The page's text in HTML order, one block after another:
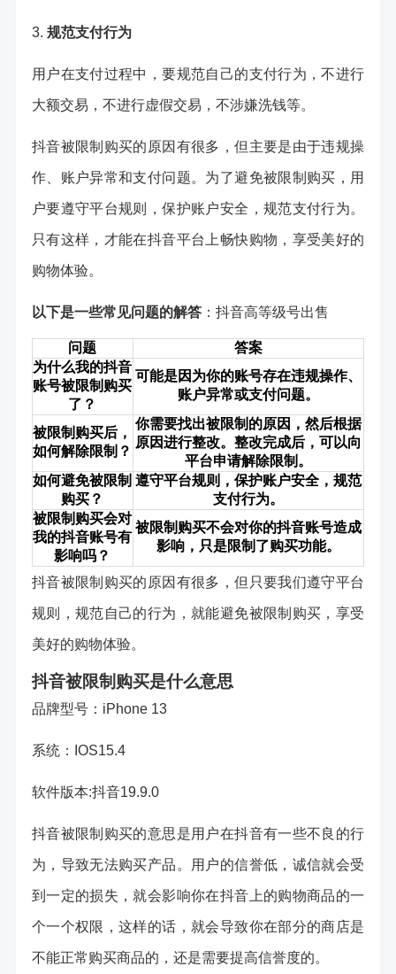
3. 规范支付行为
用户在支付过程中，要规范自己的支付行为，不进行
大额交易，不进行虚假交易，不涉嫌洗钱等。
抖音被限制购买的原因有很多，但主要是由于违规操
作、账户异常和支付问题。为了避免被限制购买，用
户要遵守平台规则，保护账户安全，规范支付行为。
只有这样，才能在抖音平台上畅快购物，享受美好的
购物体验。
以下是一些常见问题的解答： 抖音高等级号出售
问题
答案
为什么我的抖音
账号被限制购买
了？
可能是因为你的账号存在违规操作、
账户异常或支付问题。
被限制购买后，
如何解除限制？
你需要找出被限制的原因，然后根据
原因进行整改。整改完成后，可以向
平台申请解除限制。
如何避免被限制
购买？
遵守平台规则，保护账户安全，规范
支付行为。
被限制购买会对
我的抖音账号有
影响吗？
被限制购买不会对你的抖音账号造成
影响，只是限制了购买功能。
抖音被限制购买的原因有很多，但只要我们遵守平台
规则，规范自己的行为，就能避免被限制购买，享受
美好的购物体验。
抖音被限制购买是什么意思
品牌型号：iPhone 13
系统：IOS15.4
软件版本:抖音19.9.0
抖音被限制购买的意思是用户在抖音有一些不良的行
为，导致无法购买产品。用户的信誉低，诚信就会受
到一定的损失，就会影响你在抖音上的购物商品的一
个一个权限，这样的话，就会导致你在部分的商店是
不能正常购买商品的，还是需要提高信誉度的。